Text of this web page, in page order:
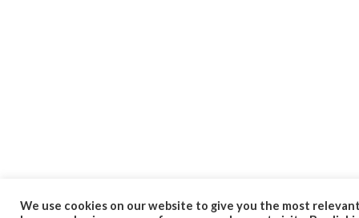
We use cookies on our website to give you the most